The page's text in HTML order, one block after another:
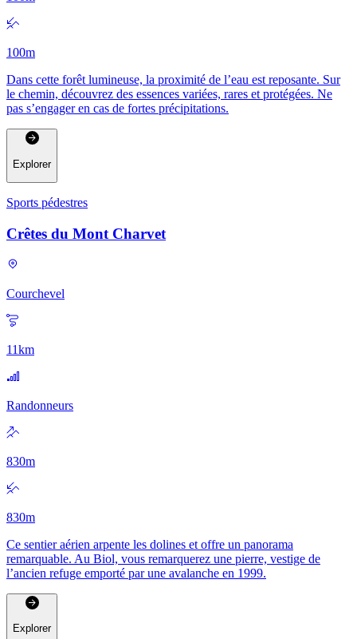
100m
Dans cette forêt lumineuse, la proximité de l’eau est reposante. Sur
le chemin, découvrez des essences variées, rares et protégées. Ne
pas s’engager en cas de fortes précipitations.
Explorer
Sports pédestres
Crêtes du Mont Charvet
Courchevel
11km
Randonneurs
830m
830m
Ce sentier aérien arpente les dolines et offre un panorama
remarquable. Au Biol, vous remarquerez une pierre, vestige de
l’ancien refuge emporté par une avalanche en 1999.
Explorer